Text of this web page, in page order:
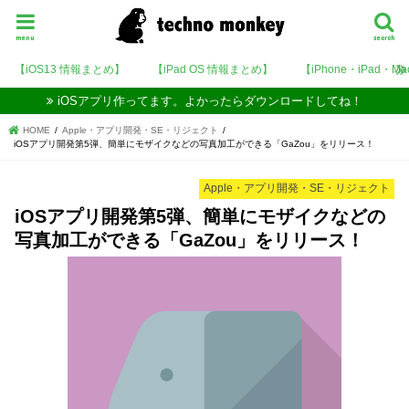
search
menu
【iOS13 情報まとめ】 【iPad OS 情報まとめ】 【iPhone・iPad・
iOSアプリ作ってます。よかったらダウンロードしてね！
HOME
Apple・アプリ開発・SE・リジェクト
iOSアプリ開発第5弾、簡単にモザイクなどの写真加工ができる「GaZou」をリリース！
Apple・アプリ開発・SE・リジェクト
iOSアプリ開発第5弾、簡単にモザイクなどの
写真加工ができる「GaZou」をリリース！